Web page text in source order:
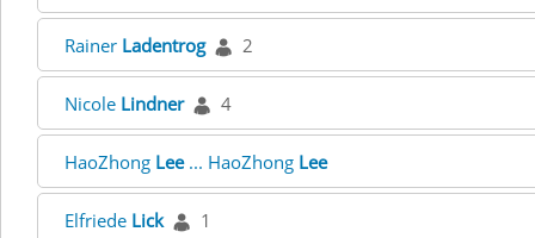
Rainer Ladentrog 2
Nicole Lindner 4
HaoZhong Lee... HaoZhong Lee
Elfriede Lick 1